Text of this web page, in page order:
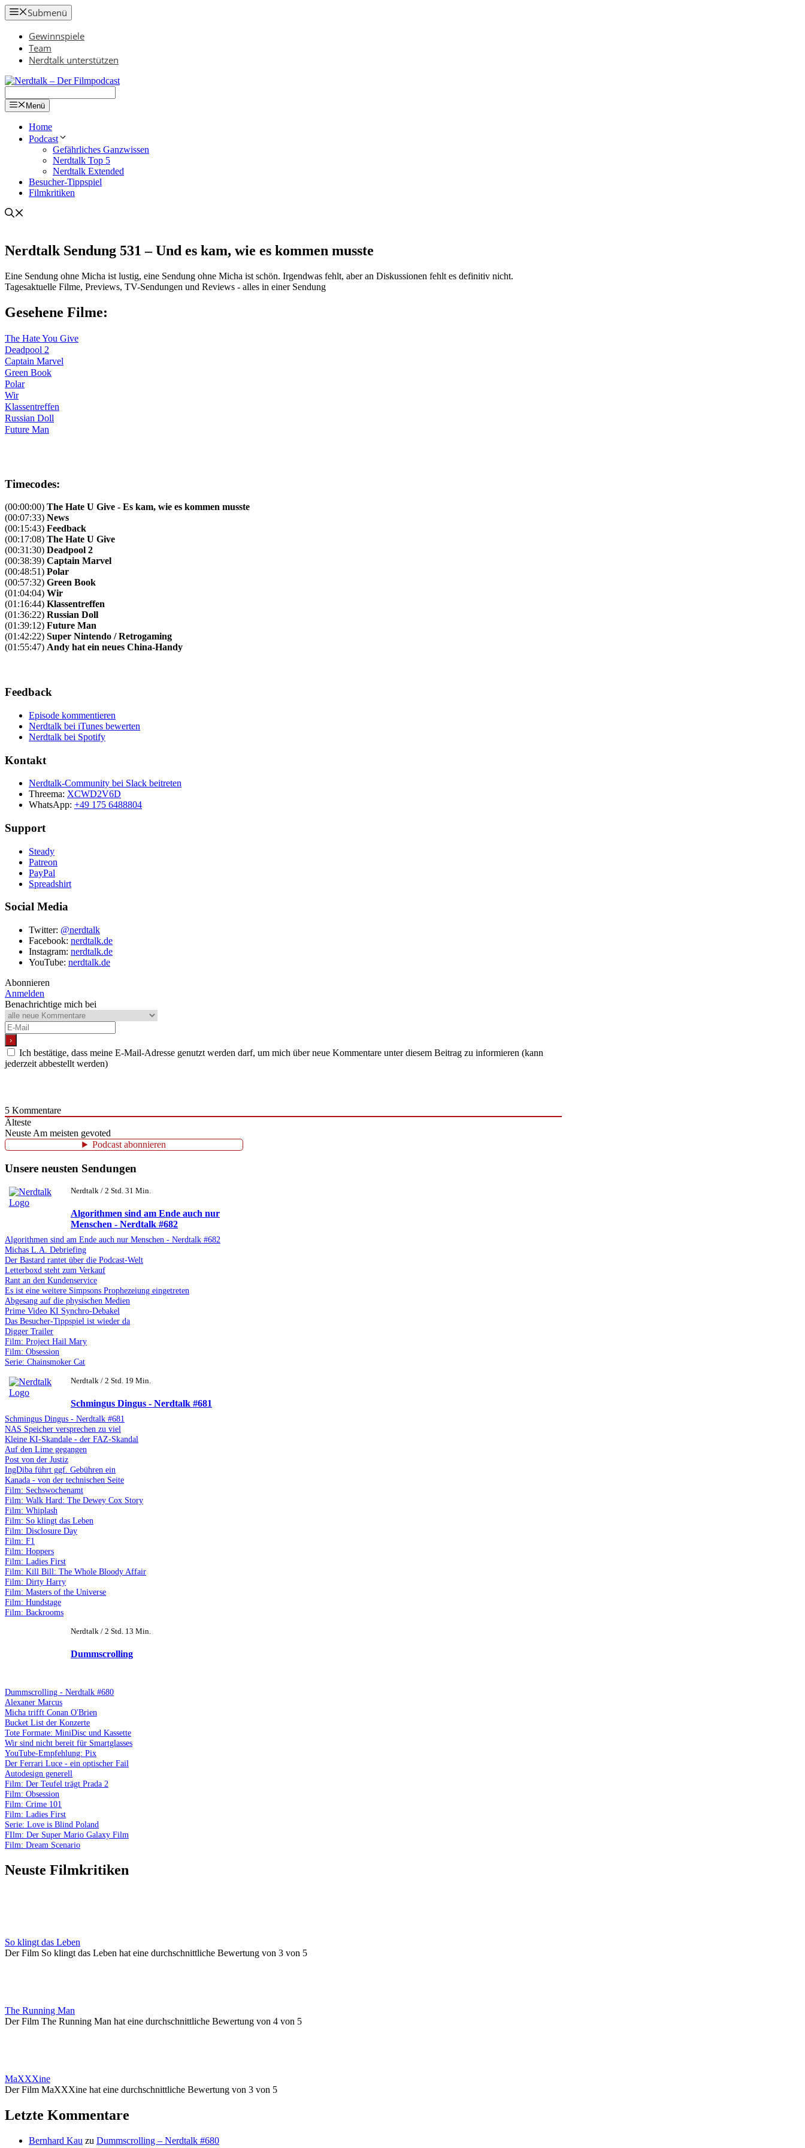
Zum
Inhalt
springen
Submenü
Gewinnspiele
Team
Nerdtalk unterstützen
Menü
Home
Podcast
Gefährliches Ganzwissen
Nerdtalk Top 5
Nerdtalk Extended
Besucher-Tippspiel
Filmkritiken
Nerdtalk Sendung 531 – Und es kam, wie es kommen musste
Eine Sendung ohne Micha ist lustig, eine Sendung ohne Micha ist schön. Irgendwas fehlt, aber an Diskussionen fehlt es definitiv nicht.
Tagesaktuelle Filme, Previews, TV-Sendungen und Reviews - alles in einer Sendung
Gesehene Filme:
The Hate You Give
Deadpool 2
Captain Marvel
Green Book
Polar
Wir
Klassentreffen
Russian Doll
Future Man
Timecodes:
(00:00:00) The Hate U Give - Es kam, wie es kommen musste
(00:07:33) News
(00:15:43) Feedback
(00:17:08) The Hate U Give
(00:31:30) Deadpool 2
(00:38:39) Captain Marvel
(00:48:51) Polar
(00:57:32) Green Book
(01:04:04) Wir
(01:16:44) Klassentreffen
(01:36:22) Russian Doll
(01:39:12) Future Man
(01:42:22) Super Nintendo / Retrogaming
(01:55:47) Andy hat ein neues China-Handy
Feedback
Episode kommentieren
Nerdtalk bei iTunes bewerten
Nerdtalk bei Spotify
Kontakt
Nerdtalk-Community bei Slack beitreten
Threema: XCWD2V6D
WhatsApp: +49 175 6488804
Support
Steady
Patreon
PayPal
Spreadshirt
Social Media
Twitter: @nerdtalk
Facebook: nerdtalk.de
Instagram: nerdtalk.de
YouTube: nerdtalk.de
Abonnieren
Anmelden
Benachrichtige mich bei
Ich bestätige, dass meine E-Mail-Adresse genutzt werden darf, um mich über neue Kommentare unter diesem Beitrag zu informieren (kann
jederzeit abbestellt werden)
5 Kommentare
Älteste
Neuste Am meisten gevoted
Podcast abonnieren
Unsere neusten Sendungen
Nerdtalk / 2 Std. 31 Min.
Algorithmen sind am Ende auch nur
Menschen - Nerdtalk #682
Algorithmen sind am Ende auch nur Menschen - Nerdtalk #682
Michas L.A. Debriefing
Der Bastard rantet über die Podcast-Welt
Letterboxd steht zum Verkauf
Rant an den Kundenservice
Es ist eine weitere Simpsons Prophezeiung eingetreten
Abgesang auf die physischen Medien
Prime Video KI Synchro-Debakel
Das Besucher-Tippspiel ist wieder da
Digger Trailer
Film: Project Hail Mary
Film: Obsession
Serie: Chainsmoker Cat
Nerdtalk / 2 Std. 19 Min.
Schmingus Dingus - Nerdtalk #681
Schmingus Dingus - Nerdtalk #681
NAS Speicher versprechen zu viel
Kleine KI-Skandale - der FAZ-Skandal
Auf den Lime gegangen
Post von der Justiz
IngDiba führt ggf. Gebühren ein
Kanada - von der technischen Seite
Film: Sechswochenamt
Film: Walk Hard: The Dewey Cox Story
Film: Whiplash
Film: So klingt das Leben
Film: Disclosure Day
Film: F1
Film: Hoppers
Film: Ladies First
Film: Kill Bill: The Whole Bloody Affair
Film: Dirty Harry
Film: Masters of the Universe
Film: Hundstage
Film: Backrooms
Nerdtalk / 2 Std. 13 Min.
Dummscrolling
Dummscrolling - Nerdtalk #680
Alexaner Marcus
Micha trifft Conan O'Brien
Bucket List der Konzerte
Tote Formate: MiniDisc und Kassette
Wir sind nicht bereit für Smartglasses
YouTube-Empfehlung: Pix
Der Ferrari Luce - ein optischer Fail
Autodesign generell
Film: Der Teufel trägt Prada 2
Film: Obsession
Film: Crime 101
Film: Ladies First
Serie: Love is Blind Poland
FIlm: Der Super Mario Galaxy Film
Film: Dream Scenario
Neuste Filmkritiken
So klingt das Leben
Der Film So klingt das Leben hat eine durchschnittliche Bewertung von 3 von 5
The Running Man
Der Film The Running Man hat eine durchschnittliche Bewertung von 4 von 5
MaXXXine
Der Film MaXXXine hat eine durchschnittliche Bewertung von 3 von 5
Letzte Kommentare
Bernhard Kau zu Dummscrolling – Nerdtalk #680